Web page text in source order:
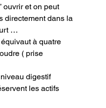
ouvrir et on peut
directement dans la
…
à quatre
( prise
digestif
les actifs